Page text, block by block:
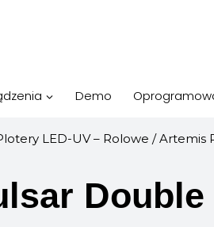
Demo
LED-UV – Rolowe / Artemis
Double